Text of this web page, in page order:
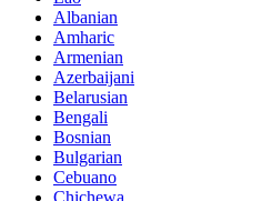
Albanian
Amharic
Armenian
Azerbaijani
Belarusian
Bengali
Bosnian
Bulgarian
Cebuano
Chichewa